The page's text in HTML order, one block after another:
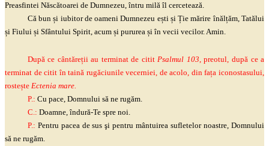
Preasfintei Născătoarei de Dumnezeu, întru milă îl cercetează.
Că bun și iubitor de oameni Dumnezeu ești și Ție mărire înălțăm, Tatălui
și Fiului și Sfântului Spirit, acum și pururea și în vecii vecilor. Amin.
După ce cântăreții au terminat de citit Psalmul 103 , preotul, după ce a
terminat de citit în taină rugăciunile vecerniei, de acolo, din fața iconostasului,
rostește Ectenia mare.
P.: Cu pace, Domnului să ne rugăm.
C.: Doamne, îndură-Te spre noi.
P.: Pentru pacea de susşi pentru mântuirea sufletelor noastre, Domnului
să ne rugăm.